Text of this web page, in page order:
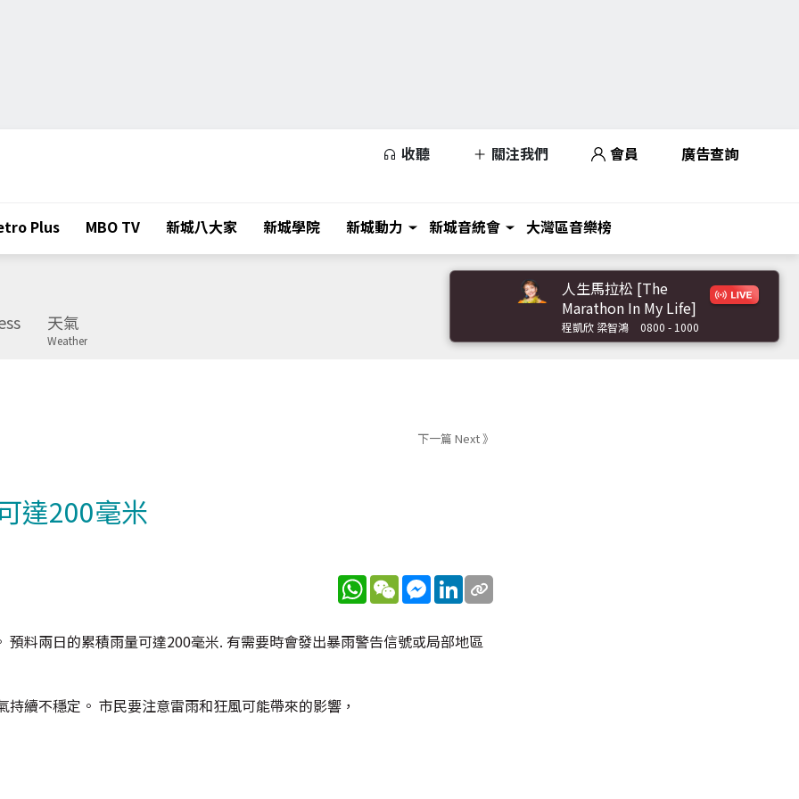
收聽 關注我們 會員 廣告查詢
Plus MBO TV 新城八大家 新城學院 新城動力 新城音統會 大灣區音樂榜
天氣
Weather
人生馬拉松 [The
Marathon In My Life]
程凱欣 梁智鴻 0800 - 1000
下一篇 Next 》
達200毫米
WhatsApp
WeChatMessenger
LinkedIn
料兩日的累積雨量可達200毫米. 有需要時會發出暴雨警告信號或局部地區
續不穩定。 市民要注意雷雨和狂風可能帶來的影響，